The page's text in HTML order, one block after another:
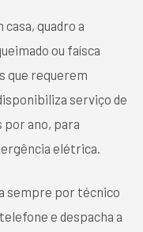
quadro a
ou faísca
que requerem
serviço de
por ano, para
elétrica.
sempre por técnico
e despacha a